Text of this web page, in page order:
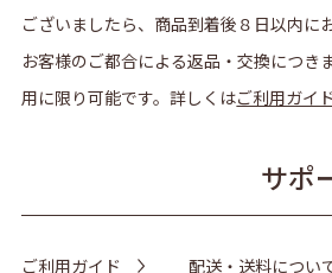
ございましたら、商品到着後８日以内に
お客様のご都合による返品・交換につき
用に限り可能です。詳しくはご利用ガイド
サポ
ご利用ガイド 配送・送料につい